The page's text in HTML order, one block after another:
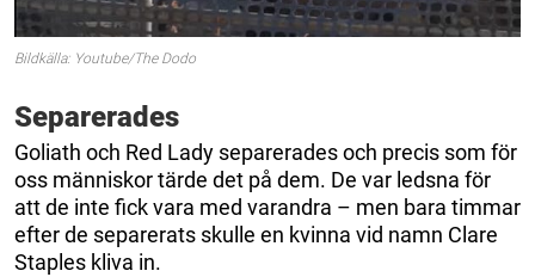
Bildkälla: Youtube/The Dodo
Separerades
Goliath och Red Lady separerades och precis som för
oss människor tärde det på dem. De var ledsna för
att de inte fick vara med varandra – men bara timmar
efter de separerats skulle en kvinna vid namn Clare
Staples kliva in.